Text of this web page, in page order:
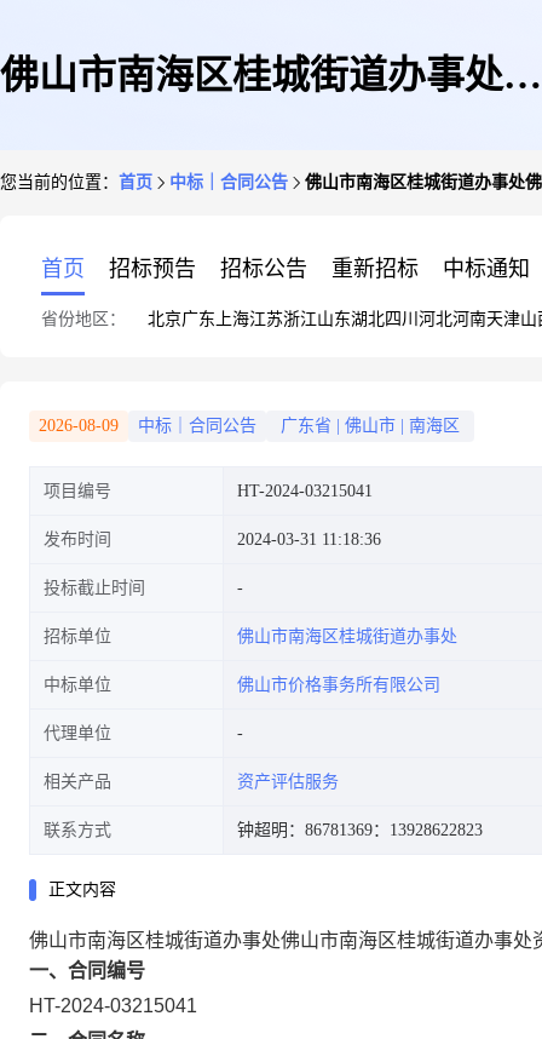
佛山市南海区桂城街道办事处佛
合同的合同公告
您当前的位置： 首页 中标｜合同公告 佛山市南海区桂城街道办事处
首页 招标预告 招标公告 重新招标 中标通知
省份地区： 北京广东 上海江苏浙江山东湖北四川 河北河南天津山
2026-08-09 中标｜合同公告 广东省 佛山市 南海区
项目编号 HT-2024-03215041
发布时间 2024-03-31 11:18:36
投标截止时间
招标单位 佛山市南海区桂城街道办事处
中标单位 佛山市价格事务所有限公司
代理单位
相关产品 资产评估服务
联系方式 钟超明：86781369：13928622823
正文内容
佛山市南海区桂城街道办事处佛山市南海区桂城街道办事
一、合同编号
HT-2024-03215041